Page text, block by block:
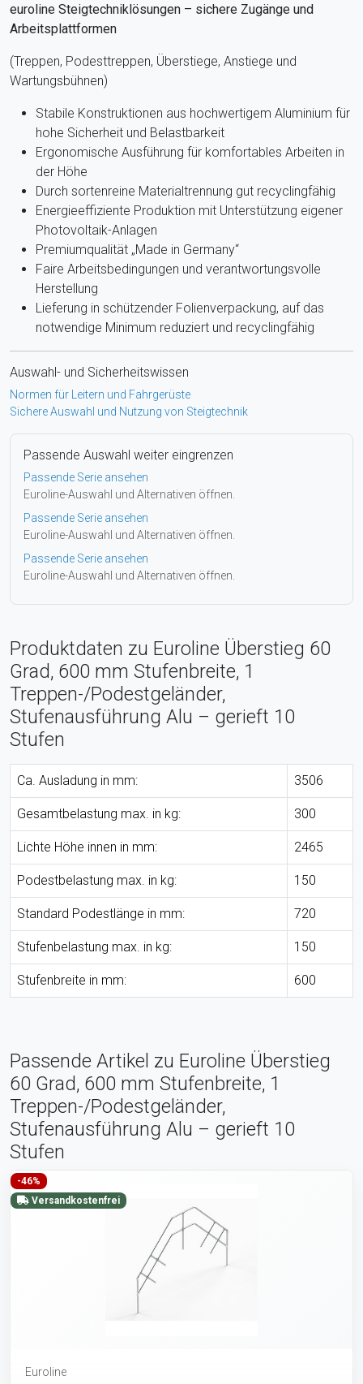
euroline Steigtechniklösungen – sichere Zugänge und
Arbeitsplattformen
(Treppen, Podesttreppen, Überstiege, Anstiege und
Wartungsbühnen)
Stabile Konstruktionen aus hochwertigem Aluminium für
hohe Sicherheit und Belastbarkeit
Ergonomische Ausführung für komfortables Arbeiten in
der Höhe
Durch sortenreine Materialtrennung gut recyclingfähig
Energieeffiziente Produktion mit Unterstützung eigener
Photovoltaik-Anlagen
Premiumqualität „Made in Germany“
Faire Arbeitsbedingungen und verantwortungsvolle
Herstellung
Lieferung in schützender Folienverpackung, auf das
notwendige Minimum reduziert und recyclingfähig
Auswahl- und Sicherheitswissen
Normen für Leitern und Fahrgerüste
Sichere Auswahl und Nutzung von Steigtechnik
Passende Auswahl weiter eingrenzen
Passende Serie ansehen
Euroline-Auswahl und Alternativen öffnen.
Passende Serie ansehen
Euroline-Auswahl und Alternativen öffnen.
Passende Serie ansehen
Euroline-Auswahl und Alternativen öffnen.
Produktdaten zu Euroline Überstieg 60
Grad, 600 mm Stufenbreite, 1
Treppen-/Podestgeländer,
Stufenausführung Alu – gerieft 10
Stufen
Ca. Ausladung in mm: 3506
Gesamtbelastung max. in kg: 300
Lichte Höhe innen in mm: 2465
Podestbelastung max. in kg: 150
Standard Podestlänge in mm: 720
Stufenbelastung max. in kg: 150
Stufenbreite in mm: 600
Passende Artikel zu Euroline Überstieg
60 Grad, 600 mm Stufenbreite, 1
Treppen-/Podestgeländer,
Stufenausführung Alu – gerieft 10
Stufen
-46%
Versandkostenfrei
Euroline